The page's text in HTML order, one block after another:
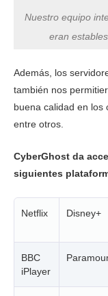
Nuestro equipo
eran
Además, los
también nos
buena calidad en los
entre otros.
CyberGhost da
siguientes
Netflix Disney+
BBC
iPlayer